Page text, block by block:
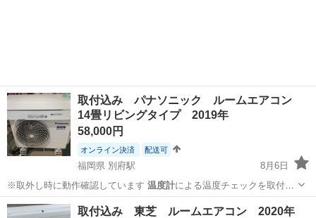
取付込み パナソニック ルームエアコン
14畳リビングタイプ 2019年
58,000円
オンライン決済 配送可
福岡県 別府駅
8月6日
※取外し時に動作確認しています 温度計による温度チェックを取付後
に行います …
福岡 福岡市 別府駅 季節、空調家電
取付込み 東芝 ルームエアコン 2020年